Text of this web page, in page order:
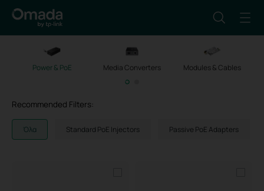
Power & PoE Media Converters Modules & Cables
Recommended Filters:
Όλα Standard PoE Injectors Passive PoE Adapters